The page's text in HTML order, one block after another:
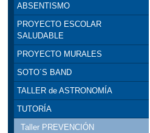
ABSENTISMO
PROYECTO ESCOLAR
SALUDABLE
PROYECTO MURALES
SOTO´S BAND
TALLER de ASTRONOMÍA
TUTORÍA
Taller PREVENCIÓN